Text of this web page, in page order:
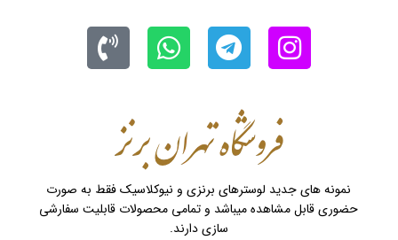
نمونه های جدید لوسترهای برنزی و نیوکلاسیک فقط به صورت
حضوری قابل مشاهده میباشد و تمامی محصولات قابلیت سفارشی
سازی دارند.